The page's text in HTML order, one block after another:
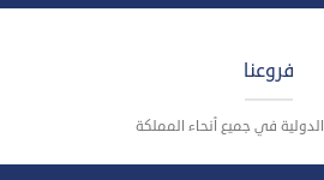
فروعنا
في جميع أنحاء المملكة